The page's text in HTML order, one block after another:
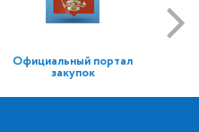
Официальный портал
закупок